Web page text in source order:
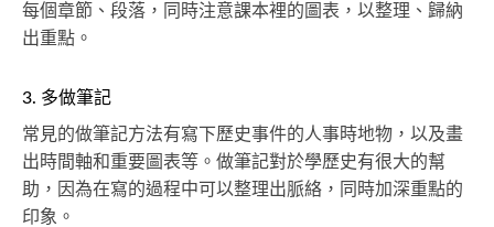
每個章節、段落，同時注意課本裡的圖表，以整理、歸納
出重點。
3. 多做筆記
常見的做筆記方法有寫下歷史事件的人事時地物，以及畫
出時間軸和重要圖表等。做筆記對於學歷史有很大的幫
助，因為在寫的過程中可以整理出脈絡，同時加深重點的
印象。